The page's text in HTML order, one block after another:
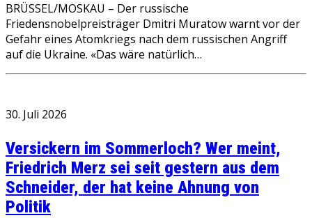
BRÜSSEL/MOSKAU – Der russische
Friedensnobelpreisträger Dmitri Muratow warnt vor der
Gefahr eines Atomkriegs nach dem russischen Angriff
auf die Ukraine. «Das wäre natürlich…
30. Juli 2026
Versickern im Sommerloch? Wer meint,
Friedrich Merz sei seit gestern aus dem
Schneider, der hat keine Ahnung von
Politik